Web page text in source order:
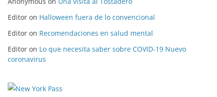
Editor on Halloween fuera de lo convencional
Editor on Recomendaciones en salud mental
Editor on Lo que necesita saber sobre COVID-19 Nuevo
coronavirus